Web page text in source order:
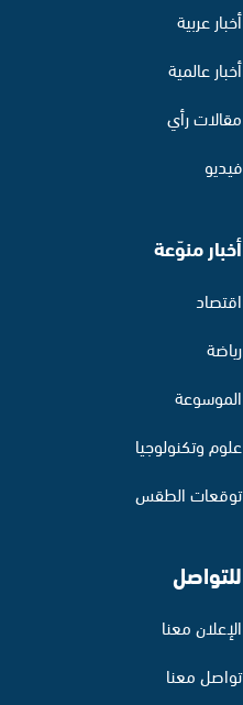
أخبار عربية
أخبار عالمية
مقالات رأي
فيديو
أخبار منوّعة
اقتصاد
رياضة
الموسوعة
علوم وتكنولوجيا
توقعات الطقس
للتواصل
الإعلان معنا
تواصل معنا